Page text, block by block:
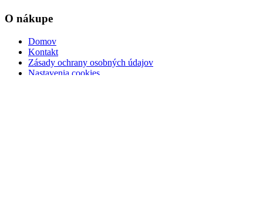
O nákupe
Domov
Kontakt
Zásady ochrany osobných údajov
Nastavenia cookies